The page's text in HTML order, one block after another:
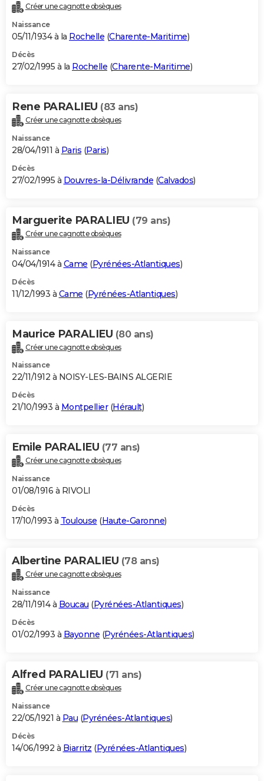
Créer une cagnotte obsèques
Naissance
05/11/1934 à la Rochelle (Charente-Maritime)
Décès
27/02/1995 à la Rochelle (Charente-Maritime)
Rene PARALIEU (83 ans)
Créer une cagnotte obsèques
Naissance
28/04/1911 à Paris (Paris)
Décès
27/02/1995 à Douvres-la-Délivrande (Calvados)
Marguerite PARALIEU (79 ans)
Créer une cagnotte obsèques
Naissance
04/04/1914 à Came (Pyrénées-Atlantiques)
Décès
11/12/1993 à Came (Pyrénées-Atlantiques)
Maurice PARALIEU (80 ans)
Créer une cagnotte obsèques
Naissance
22/11/1912 à NOISY-LES-BAINS ALGERIE
Décès
21/10/1993 à Montpellier(Hérault)
Emile PARALIEU (77 ans)
Créer une cagnotte obsèques
Naissance
01/08/1916 à RIVOLI
Décès
17/10/1993 à Toulouse (Haute-Garonne)
Albertine PARALIEU (78 ans)
Créer une cagnotte obsèques
Naissance
28/11/1914 à Boucau (Pyrénées-Atlantiques)
Décès
01/02/1993 à Bayonne (Pyrénées-Atlantiques)
Alfred PARALIEU (71 ans)
Créer une cagnotte obsèques
Naissance
22/05/1921 à Pau (Pyrénées-Atlantiques)
Décès
14/06/1992 à Biarritz (Pyrénées-Atlantiques)